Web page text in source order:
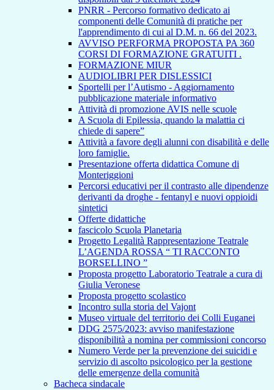
PNRR - Percorso formativo dedicato ai
componenti delle Comunità di pratiche per
l'apprendimento di cui al D.M. n. 66 del 2023.
AVVISO PERFORMA PROPOSTA PA 360
CORSI DI FORMAZIONE GRATUITI .
FORMAZIONE MIUR
AUDIOLIBRI PER DISLESSICI
Sportelli per l’Autismo - Aggiornamento
pubblicazione materiale informativo
Attività di promozione AVIS nelle scuole
A Scuola di Epilessia, quando la malattia ci
chiede di sapere”
Attività a favore degli alunni con disabilità e delle
loro famiglie.
Presentazione offerta didattica Comune di
Monteriggioni
Percorsi educativi per il contrasto alle dipendenze
derivanti da droghe - fentanyl e nuovi oppioidi
sintetici
Offerte didattiche
fascicolo Scuola Planetaria
Progetto Legalità Rappresentazione Teatrale
L’AGENDA ROSSA “ TI RACCONTO
BORSELLINO ”
Proposta progetto Laboratorio Teatrale a cura di
Giulia Veronese
Proposta progetto scolastico
Incontro sulla storia del Vajont
Museo virtuale del territorio dei Colli Euganei
DDG 2575/2023: avviso manifestazione
disponibilità a nomina per commissioni concorso
Numero Verde per la prevenzione dei suicidi e
servizio di ascolto psicologico per la gestione
delle emergenze della comunità
Bacheca sindacale